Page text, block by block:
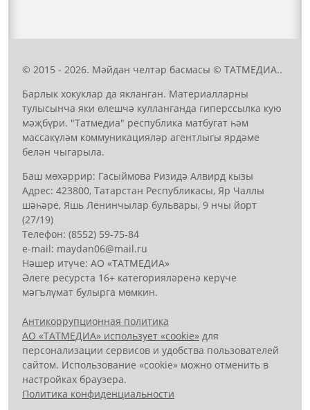
© 2015 - 2026. Мәйдан челтәр басмасы © ТАТМЕДИА..
Барлык хокуклар да якланган. Материалларны
тулысынча яки өлешчә кулланганда гиперссылка кую
мәҗбүри. "Татмедиа" республика матбугат һәм
массакүләм коммуникацияләр агентлыгы ярдәме
белән чыгарыла.
Баш мөхәррир: Гасыймова Ризидә Алвирд кызы
Адрес: 423800, Татарстан Республикасы, Яр Чаллы
шәһәре, Яшь Ленинчылар бульвары, 9 нчы йорт
(27/19)
Телефон: (8552) 59-75-84
е-mail: mауdаn06@mail.гu
Нәшер итүче: АО «ТАТМЕДИА»
Әлеге ресурста 16+ категорияләренә керүче
мәгълүмат булырга мөмкин.
Антикоррупционная политика
АО «ТАТМЕДИА» использует «cookie» для
персонализации сервисов и удобства пользователей
сайтом. Использование «cookie» можно отменить в
настройках браузера.
Политика конфиденциальности